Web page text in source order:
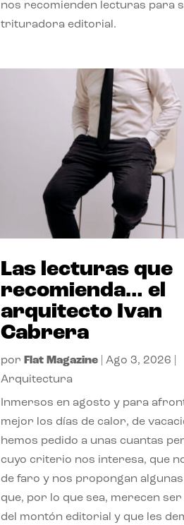
nos recomienden lecturas para
trituradora editorial.
Las lecturas que
recomienda… el
arquitecto Ivan
Cabrera
por Flat Magazine| Ago 3, 2026
Arquitectura
Inmersos en agosto y para
mejor los días de calor, de
hemos pedido a unas cuantas
cuyo criterio nos interesa, que
de faro y nos propongan
que, por lo que sea, merecen ser
del montón editorial y que les